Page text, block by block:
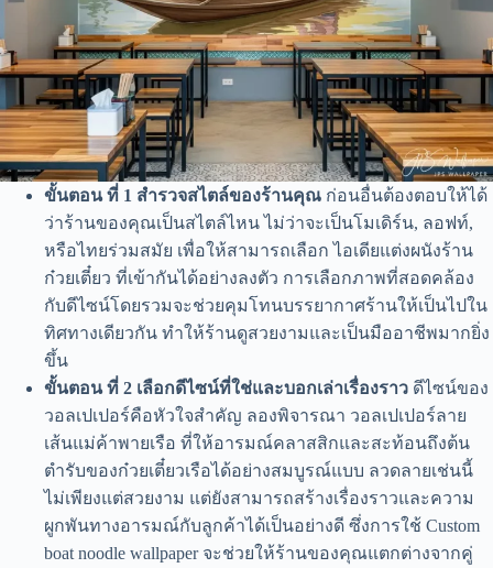
ขั้นตอน ที่ 1 สำรวจสไตล์ของร้านคุณ ก่อนอื่นต้องตอบให้ได้
ว่าร้านของคุณเป็นสไตล์ไหน ไม่ว่าจะเป็นโมเดิร์น, ลอฟท์,
หรือไทยร่วมสมัย เพื่อให้สามารถเลือก ไอเดียแต่งผนังร้าน
ก๋วยเตี๋ยว ที่เข้ากันได้อย่างลงตัว การเลือกภาพที่สอดคล้อง
กับดีไซน์โดยรวมจะช่วยคุมโทนบรรยากาศร้านให้เป็นไปใน
ทิศทางเดียวกัน ทำให้ร้านดูสวยงามและเป็นมืออาชีพมากยิ่ง
ขึ้น
ขั้นตอน ที่ 2 เลือกดีไซน์ที่ใช่และบอกเล่าเรื่องราว ดีไซน์ของ
วอลเปเปอร์คือหัวใจสำคัญ ลองพิจารณา วอลเปเปอร์ลาย
เส้นแม่ค้าพายเรือ ที่ให้อารมณ์คลาสสิกและสะท้อนถึงต้น
ตำรับของก๋วยเตี๋ยวเรือได้อย่างสมบูรณ์แบบ ลวดลายเช่นนี้
ไม่เพียงแต่สวยงาม แต่ยังสามารถสร้างเรื่องราวและความ
ผูกพันทางอารมณ์กับลูกค้าได้เป็นอย่างดี ซึ่งการใช้ Custom
boat noodle wallpaper จะช่วยให้ร้านของคุณแตกต่างจากคู่